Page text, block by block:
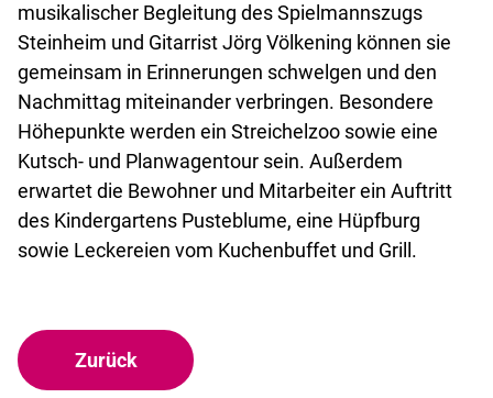
musikalischer Begleitung des Spielmannszugs
Steinheim und Gitarrist Jörg Völkening können sie
gemeinsam in Erinnerungen schwelgen und den
Nachmittag miteinander verbringen. Besondere
Höhepunkte werden ein Streichelzoo sowie eine
Kutsch- und Planwagentour sein. Außerdem
erwartet die Bewohner und Mitarbeiter ein Auftritt
des Kindergartens Pusteblume, eine Hüpfburg
sowie Leckereien vom Kuchenbuffet und Grill.
Zurück